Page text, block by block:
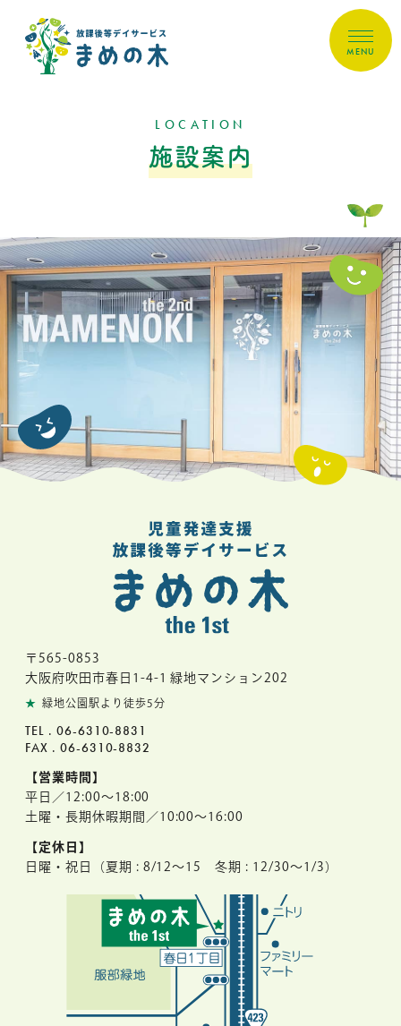
MENU
LOCATION
施設案内
〒565-0853
大阪府吹田市春日1-4-1 緑地マンション202
★ 緑地公園駅より徒歩5分
TEL . 06-6310-8831
FAX . 06-6310-8832
【営業時間】
平日／12:00～18:00
土曜・長期休暇期間／10:00～16:00
【定休日】
日曜・祝日（夏期 : 8/12〜15 冬期 : 12/30〜1/3）